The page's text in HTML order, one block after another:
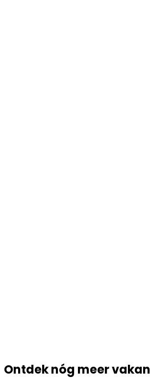
Ontdek nóg meer